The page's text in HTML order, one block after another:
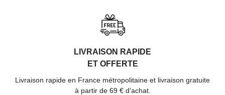
LIVRAISON RAPIDE
ET OFFERTE
Livraison rapide en France métropolitaine et livraison gratuite
à partir de 69 € d’achat.